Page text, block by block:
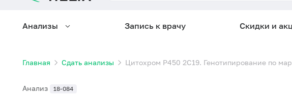
Анализы Запись к врачу Скидки и
Главная Сдать анализы Цитохром P450 2C19. Генотипирование по
Анализ 18-084